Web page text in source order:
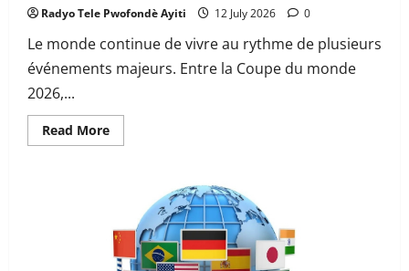
Radyo Tele Pwofondè Ayiti 12 July 2026 0
Le monde continue de vivre au rythme de plusieurs
événements majeurs. Entre la Coupe du monde
2026,...
Read MoreRead
more
l’international
les